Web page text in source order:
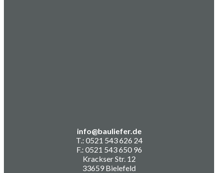
info@bauliefer.de
T.: 0521 543 626 24
F.: 0521 543 650 96
Krackser Str. 12
33659 Bielefeld